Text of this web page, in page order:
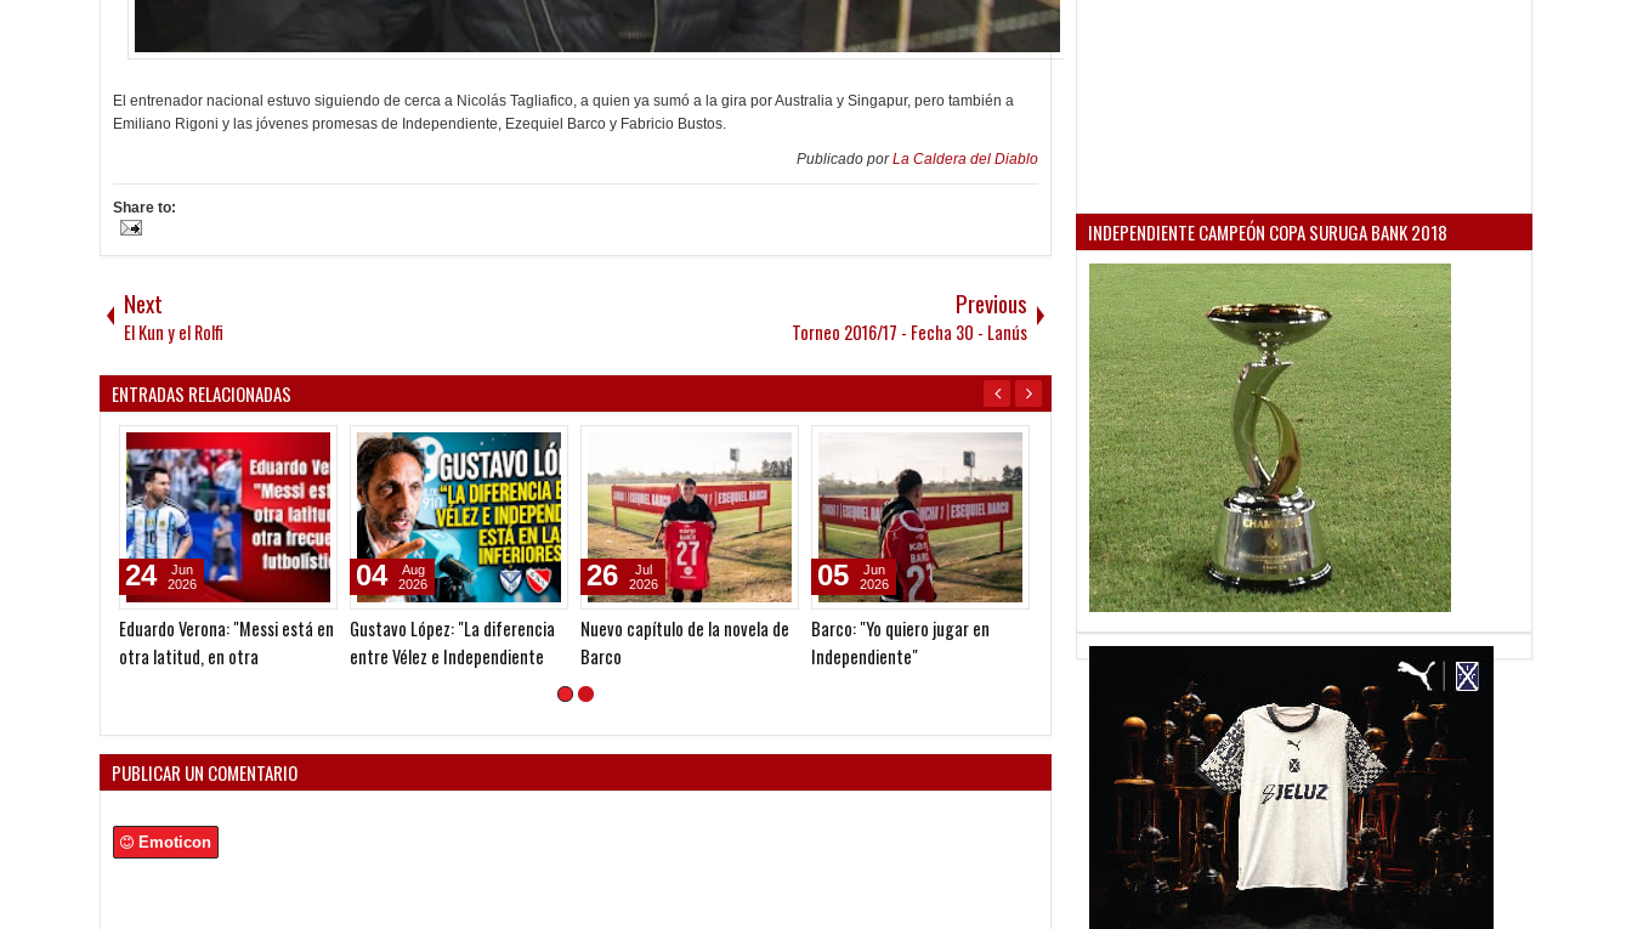
El entrenador nacional estuvo siguiendo de cerca a Nicolás Tagliafico, a quien ya sumó a la gira por Australia y Singapur, pero también a
Emiliano Rigoni y las jóvenes promesas de Independiente, Ezequiel Barco y Fabricio Bustos.
Publicado porLa Caldera del Diablo
Share to:
Next
El Kun y el Rolfi
Previous
Torneo 2016/17 - Fecha 30 - Lanús
ENTRADAS RELACIONADAS
Eduardo Verona: "Messi está en
otra latitud, en otra
24
Jun
2026
Gustavo López: "La diferencia
entre Vélez e Independiente
04
Aug
2026
Nuevo capítulo de la novela de
Barco
26
Jul
2026
Barco: "Yo quiero jugar en
Independiente"
05
Jun
2026
Barco volvió a Independiente
Jun
2026
Quinteros: "Estoy muy
ilusionado y los jugadores
también"
16
Dec
2025
¿Vuelve Rigoni?
PUBLICAR UN COMENTARIO
Emoticon
INDEPENDIENTE CAMPEÓN COPA SURUGA BANK 2018